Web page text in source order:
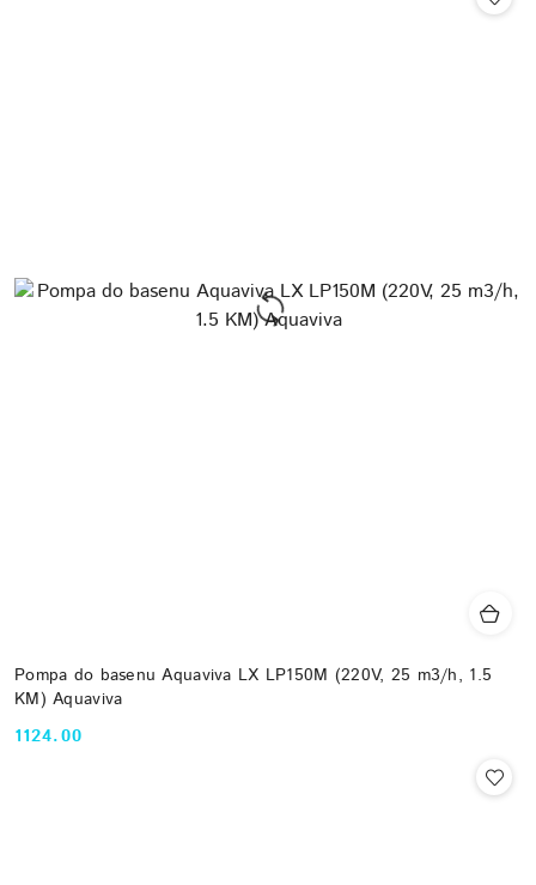
Pompa do basenu Aquaviva LX LP150M (220V, 25 m3/h, 1.5
KM) Aquaviva
Cena:
1124.00